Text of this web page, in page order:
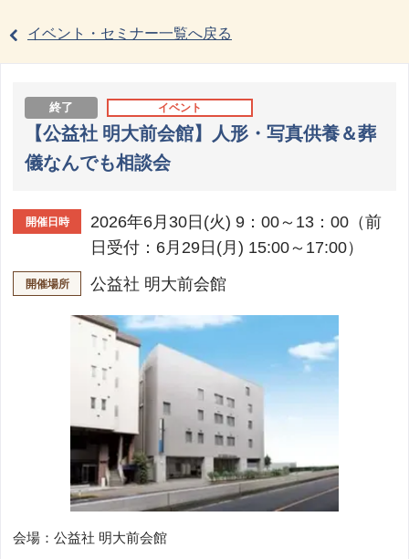
イベント・セミナー一覧へ戻る
終了 イベント
【公益社 明大前会館】人形・写真供養＆葬
儀なんでも相談会
開催日時
2026年6月30日(火) 9：00～13：00（前
日受付：6月29日(月) 15:00～17:00）
開催場所 公益社 明大前会館
会場：公益社 明大前会館